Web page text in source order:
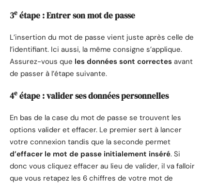
3e étape : Entrer son mot de passe
L’insertion du mot de passe vient juste après celle de
l’identifiant. Ici aussi, la même consigne s’applique.
Assurez-vous que les données sont correctes avant
de passer à l’étape suivante.
4e étape : valider ses données personnelles
En bas de la case du mot de passe se trouvent les
options valider et effacer. Le premier sert à lancer
votre connexion tandis que la seconde permet
d’effacer le mot de passe initialement inséré. Si
donc vous cliquez effacer au lieu de valider, il va falloir
que vous retapez les 6 chiffres de votre mot de